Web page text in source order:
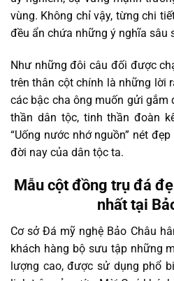
vùng. Không chỉ vậy, từng chi
đều ẩn chứa những ý nghĩa sâu
Như những đôi câu đối được
trên thân cột chính là những lời
các bậc cha ông muốn gửi gắm
thần dân tộc, tinh thần đoàn
“Uống nước nhớ nguồn” nét
đời nay của dân tộc ta.
Mẫu cột đồng trụ đá
nhất tại
Cơ sở Đá mỹ nghệ Bảo Châu
khách hàng bộ sưu tập những
lượng cao, được sử dụng phổ